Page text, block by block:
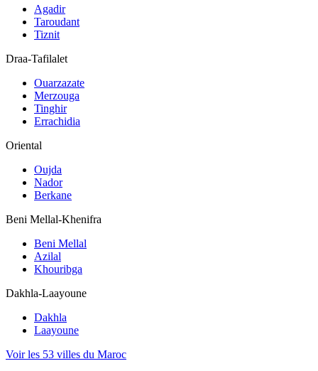
Agadir
Taroudant
Tiznit
Draa-Tafilalet
Ouarzazate
Merzouga
Tinghir
Errachidia
Oriental
Oujda
Nador
Berkane
Beni Mellal-Khenifra
Beni Mellal
Azilal
Khouribga
Dakhla-Laayoune
Dakhla
Laayoune
Voir les 53 villes du Maroc